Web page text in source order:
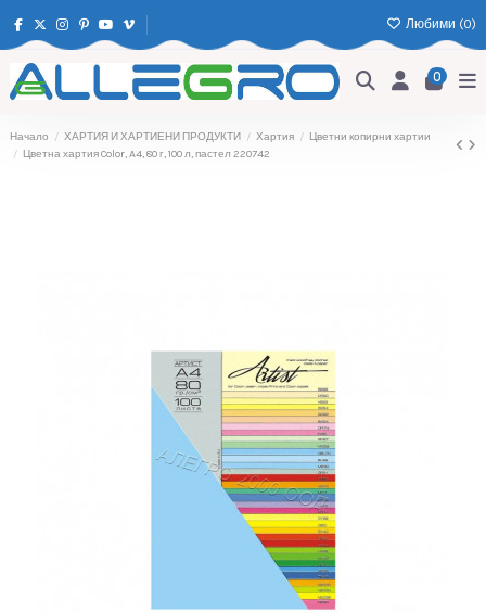
Любими (0)
0
Начало ХАРТИЯ И ХАРТИЕНИ ПРОДУКТИ Хартия
Цветни копирни хартии
Цветна хартия Color, A4, 80 г, 100 л, пастел 220742